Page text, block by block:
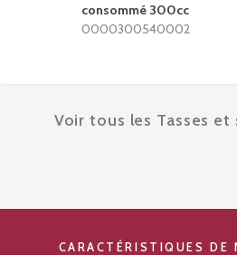
consommé 300cc
0000300540002
Voir tous les Tasses et
CARACTÉRISTIQUES DE